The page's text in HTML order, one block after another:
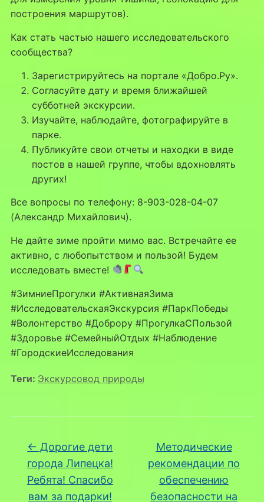
построения маршрутов).
Как стать частью нашего исследовательского
сообщества?
Зарегистрируйтесь на портале «Добро.Ру».
Согласуйте дату и время ближайшей
субботней экскурсии.
Изучайте, наблюдайте, фотографируйте в
парке.
Публикуйте свои отчеты и находки в виде
постов в нашей группе, чтобы вдохновлять
других!
Все вопросы по телефону: 8-903-028-04-07
(Александр Михайлович).
Не дайте зиме пройти мимо вас. Встречайте ее
активно, с любопытством и пользой! Будем
исследовать вместе!
#ЗимниеПрогулки #АктивнаяЗима
#ИсследовательскаяЭкскурсия #ПаркПобеды
#Волонтерство #Доброру #ПрогулкаСПользой
#Здоровье #СемейныйОтдых #Наблюдение
#ГородскиеИсследования
Теги: Экскурсовод природы
← Дорогиe дети
города Липецка!
Ребята! Спасибо
вам за подарки!
Методические
рекомендации по
обеспечению
безопасности на